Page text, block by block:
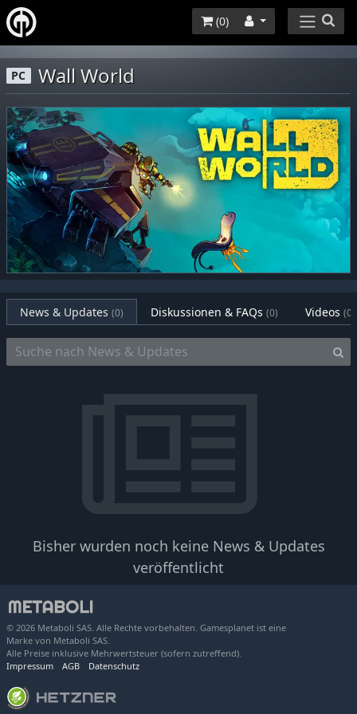
(0)
PC Wall World
News & Updates (0) Diskussionen & FAQs (0) Videos (0)
Bisher wurden noch keine News & Updates
veröffentlicht
© 2026 Metaboli SAS. Alle Rechte vorbehalten. Gamesplanet ist eine
Marke von Metaboli SAS.
Alle Preise inklusive Mehrwertsteuer (sofern zutreffend).
Impressum
AGB Datenschutz